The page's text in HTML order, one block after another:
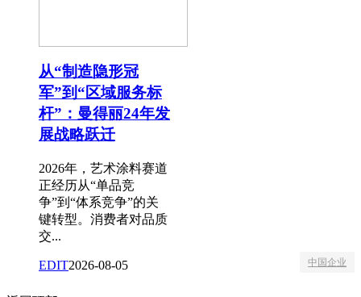
从“制造隐形冠
军”到“区域服务标
杆”：曼得丽24年发
展战略跃迁
2026年，艺术涂料赛道
正经历从“单品竞
争”到“体系竞争”的关
键转型。消费者对品质
交...
EDIT2026-08-05 中国企业